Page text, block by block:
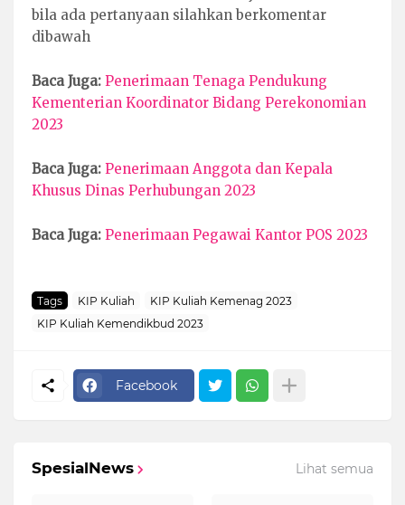
bila ada pertanyaan silahkan berkomentar
dibawah
Baca Juga: Penerimaan Tenaga Pendukung
Kementerian Koordinator Bidang Perekonomian
2023
Baca Juga: Penerimaan Anggota dan Kepala
Khusus Dinas Perhubungan 2023
Baca Juga: Penerimaan Pegawai Kantor POS 2023
Tags KIP Kuliah
KIP Kuliah Kemenag 2023
KIP Kuliah Kemendikbud 2023
Facebook
SpesialNews Lihat semua